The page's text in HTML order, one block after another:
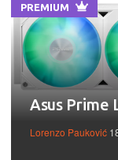
PREMIUM
Asus Prime
Lorenzo Pauković